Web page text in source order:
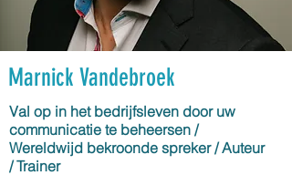
Marnick Vandebroek
Val op in het bedrijfsleven door uw
communicatie te beheersen /
Wereldwijd bekroonde spreker / Auteur
/ Trainer